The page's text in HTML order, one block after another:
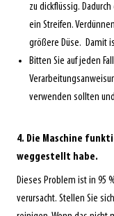
zu dickflüssig.
ein Streifen.
größere Düse. Damit
Bitten Sie auf jeden
verwenden sollten
4. Die Maschine
weggestellt habe.
Dieses Problem ist in 95
verursacht. Stellen Sie